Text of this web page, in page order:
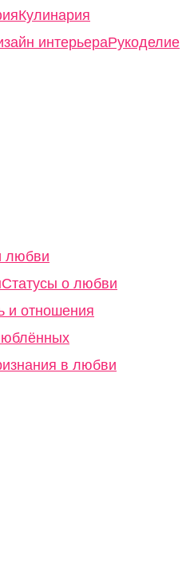
Кулинария
интерьераРукоделие
любви
Статусы о любви
и отношения
в любви